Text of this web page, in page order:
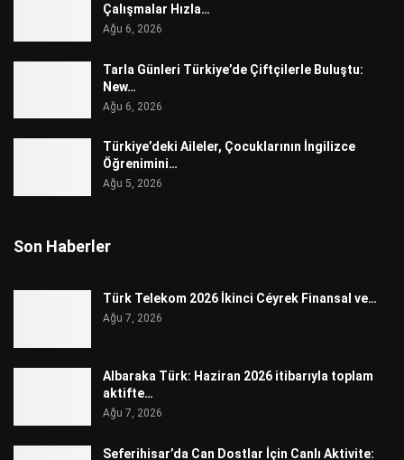
Çalışmalar Hızla…
Ağu 6, 2026
Tarla Günleri Türkiye’de Çiftçilerle Buluştu:
New…
Ağu 6, 2026
Türkiye’deki Aileler, Çocuklarının İngilizce
Öğrenimini…
Ağu 5, 2026
Son Haberler
Türk Telekom 2026 İkinci Céyrek Finansal ve…
Ağu 7, 2026
Albaraka Türk: Haziran 2026 itibarıyla toplam
aktifte…
Ağu 7, 2026
Seferihisar’da Can Dostlar İçin Canlı Aktivite: